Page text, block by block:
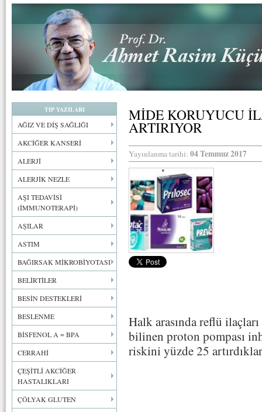
TIP YAZILARI
AĞIZ VE DİŞ SAĞLIĞI
AKCİĞER KANSERİ
ALERJİ
ALERJİK NEZLE
AŞI TEDAVİSİ
(İMMUNOTERAPİ)
AŞILAR
ASTIM
BAĞIRSAK MİKROBİYOTASI
BELİRTİLER
BESİN DESTEKLERİ
BESLENME
BİSFENOL A = BPA
CERRAHİ
ÇEŞİTLİ AKCİĞER
HASTALIKLARI
ÇÖLYAK GLUTEN
MİDE KORUYUCU
ARTIRIYOR
Yayınlanma tarihi: 04 Temmuz 2017
Halk arasında reflü
bilinen proton pompası
riskini yüzde 25